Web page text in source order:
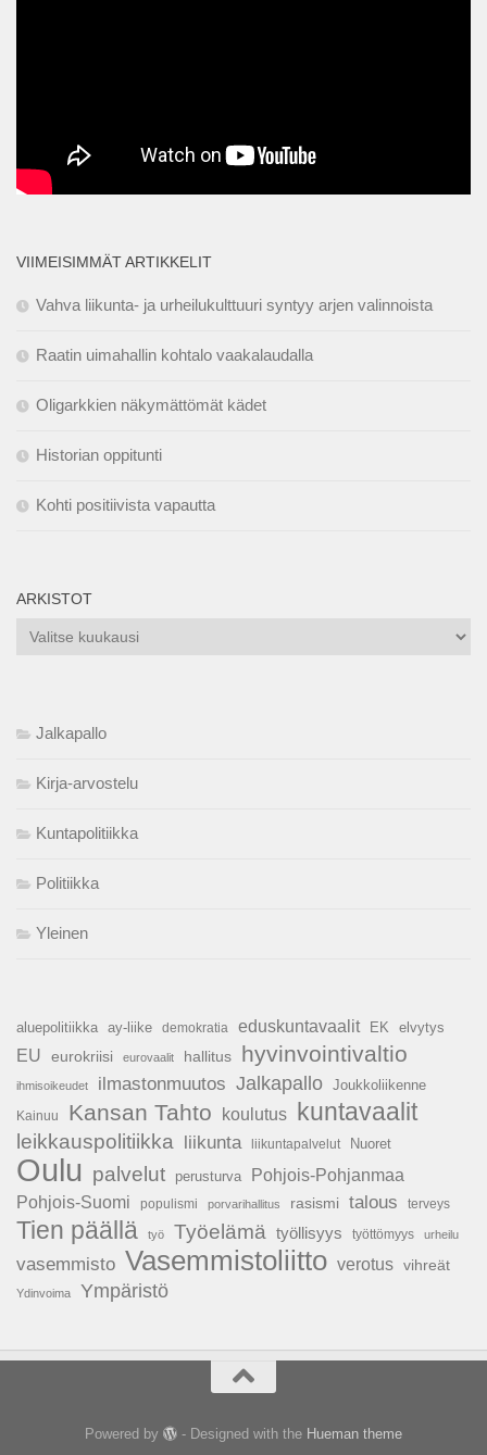
VIIMEISIMMÄT ARTIKKELIT
Vahva liikunta- ja urheilukulttuuri syntyy arjen valinnoista
Raatin uimahallin kohtalo vaakalaudalla
Oligarkkien näkymättömät kädet
Historian oppitunti
Kohti positiivista vapautta
ARKISTOT
Arkistot
Jalkapallo
Kirja-arvostelu
Kuntapolitiikka
Politiikka
Yleinen
aluepolitiikka ay-liike demokratia eduskuntavaalit EK elvytys
EU eurokriisi eurovaalit hallitus hyvinvointivaltio
ihmisoikeudet ilmastonmuutos Jalkapallo Joukkoliikenne
Kainuu Kansan Tahto koulutus kuntavaalit
leikkauspolitiikka liikunta liikuntapalvelut Nuoret
Oulu palvelut perusturva
Pohjois-Pohjanmaa
Pohjois-Suomi
populismi porvarihallitus rasismi talous terveys
Tien päällä työ Työelämä työllisyys työttömyys urheilu
vasemmisto Vasemmistoliitto verotus vihreät
Ydinvoima Ympäristö
Powered by - Designed with the Hueman theme